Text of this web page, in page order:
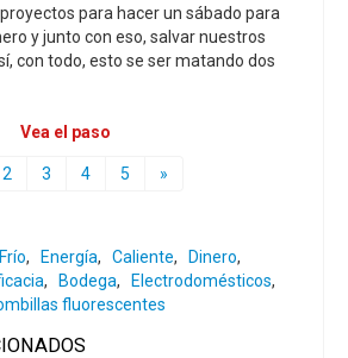
para hacer un sábado para
y junto con eso, salvar nuestros
con todo, esto se ser matando dos
Vea el paso
2 3 4 5 »
Frío, Energía, Caliente, Dinero,
, Bodega, Electrodomésticos,
fluorescentes